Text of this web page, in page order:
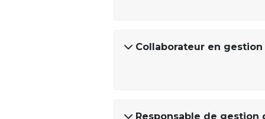
Collaborateur en
Responsable de gestion